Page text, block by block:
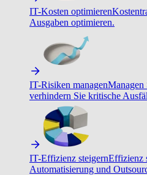
IT-Kosten optimieren
Ausgaben optimieren.
IT-Risiken managenManagen
verhindern Sie kritische
IT-Effizienz steigernEffizienz
Automatisierung und